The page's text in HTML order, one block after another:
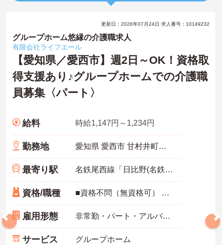
更新日：2026年07月24日 求人番号：10149232
グループホーム悠縁の介護職求人
有限会社ライフエール
【愛知県／愛西市】週2日～OK！資格取
得支援あり♪グループホームでの介護職
員募集〈パート〉
給料 時給1,147円～1,234円
勤務地 愛知県 愛西市 甘村井町勘十田割21-2
最寄り駅 名鉄尾西線「日比野(名鉄)駅」徒歩17分
資格/職種 ■資格不問（無資格可） ■経験あれば優遇
雇用形態 非常勤・パート・アルバイト
サービス グループホーム